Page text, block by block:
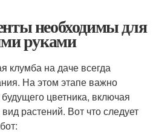
необходимы для
руками
клумба на даче всегда
На этом этапе важно
цветника, включая
растений. Вот что следует